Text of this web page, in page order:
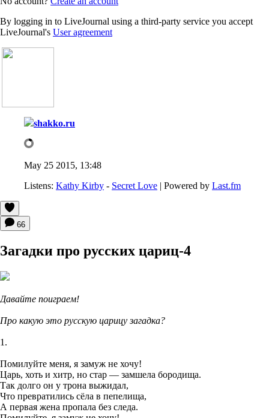
By logging in to LiveJournal using a third-party service you accept
LiveJournal's User agreement
shakko.ru
May 25 2015, 13:48
Listens: Kathy Kirby - Secret Love | Powered by Last.fm
66
Загадки про русских цариц-4
Давайте поиграем!
Про какую это русскую царицу загадка?
1.
Помилуйте меня, я замуж не хочу!
Царь, хоть и хитр, но стар — замшела бородища.
Так долго он у трона выжидал,
Что превратились сёла в пепелища,
А первая жена пропала без следа.